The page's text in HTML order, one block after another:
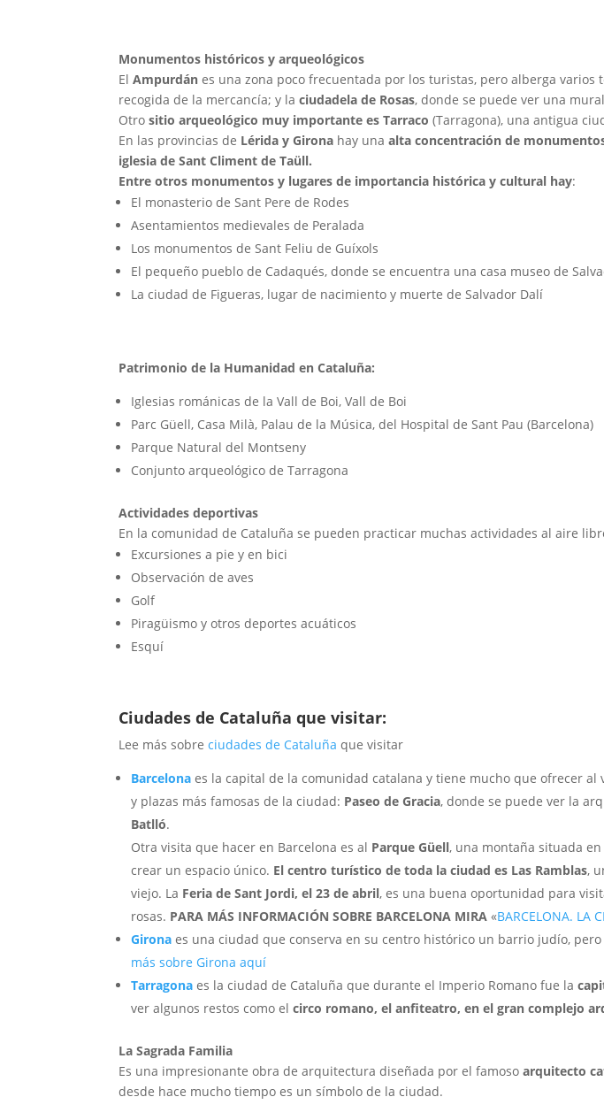
Monumentos históricos y arqueológicos
ElAmpurdán es una zona poco frecuentada por los turistas, pero alberga varios
recogida de la mercancía; y laciudadela de Rosas, donde se puede ver una
Otro sitio arqueológico muy importante es Tarraco (Tarragona), una antigua
En las provincias de Lérida y Girona hay una alta concentración de
iglesia de Sant Climent de Taüll.
Entre otros monumentos y lugares de importancia histórica y cultural hay:
El monasterio de Sant Pere de Rodes
Asentamientos medievales de Peralada
Los monumentos de Sant Feliu de Guíxols
El pequeño pueblo de Cadaqués, donde se encuentra una casa museo de
La ciudad de Figueras, lugar de nacimiento y muerte de Salvador Dalí
Patrimonio de la Humanidad en Cataluña:
Iglesias románicas de la Vall de Boi, Vall de Boi
Parc Güell, Casa Milà, Palau de la Música, del Hospital de Sant Pau (Barcelona)
Parque Natural del Montseny
Conjunto arqueológico de Tarragona
Actividades deportivas
En la comunidad de Cataluña se pueden practicar muchas actividades al aire
Excursiones a pie y en bici
Observación de aves
Golf
Piragüismo y otros deportes acuáticos
Esquí
Ciudades de Cataluña que visitar:
Lee más sobre ciudades de Cataluña que visitar
Barcelona es la capital de la comunidad catalana y tiene mucho que ofrecer al
y plazas más famosas de la ciudad: Paseo de Gracia, donde se puede ver la
Batlló.
Otra visita que hacer en Barcelona es al Parque Güell, una montaña situada
crear un espacio único. El centro turístico de toda la ciudad es Las Ramblas,
viejo. La Feria de Sant Jordi, el 23 de abril, es una buena oportunidad para
rosas. PARA MÁS INFORMACIÓN SOBRE BARCELONA MIRA «BARCELONA. LA
Girona es una ciudad que conserva en su centro histórico un barrio judío,
más sobre Girona aquí
Tarragona es la ciudad de Cataluña que durante el Imperio Romano fue la
ver algunos restos como elcirco romano, el anfiteatro, en el gran complejo
La Sagrada Familia
Es una impresionante obra de arquitectura diseñada por el famoso arquitecto
desde hace mucho tiempo es un símbolo de la ciudad.